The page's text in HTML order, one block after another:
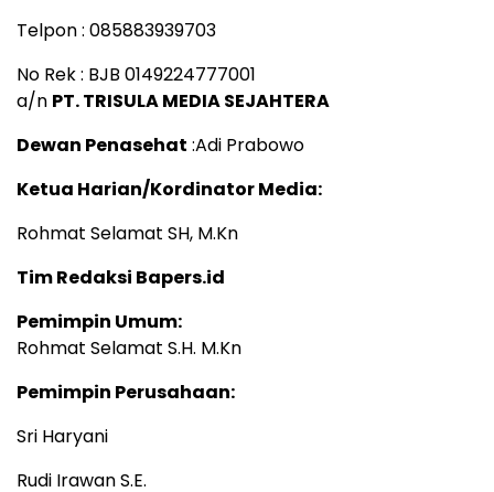
Telpon : 085883939703
No Rek : BJB 0149224777001
a/n PT. TRISULA MEDIA SEJAHTERA
Dewan Penasehat :Adi Prabowo
Ketua Harian/Kordinator Media:
Rohmat Selamat SH, M.Kn
Tim Redaksi Bapers.id
Pemimpin Umum:
Rohmat Selamat S.H. M.Kn
Pemimpin Perusahaan:
Sri Haryani
Rudi Irawan S.E.